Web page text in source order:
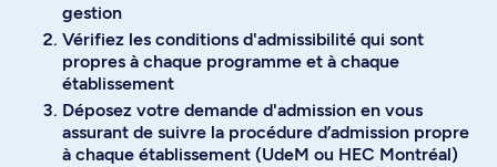
gestion
Vérifiez les conditions d'admissibilité qui sont
propres à chaque programme et à chaque
établissement
Déposez votre demande d'admission en vous
assurant de suivre la procédure d’admission propre
à chaque établissement (UdeM ou HEC Montréal)